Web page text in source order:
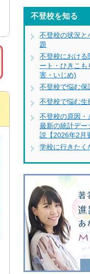
不登校を知る
不登校の状況と
題
不登校における
ート・ひきこも
害・いじめ)
不登校で悩む保
不登校で悩む生
不登校の原因・
最新の統計デー
説【2026年2月
学校に行きたく